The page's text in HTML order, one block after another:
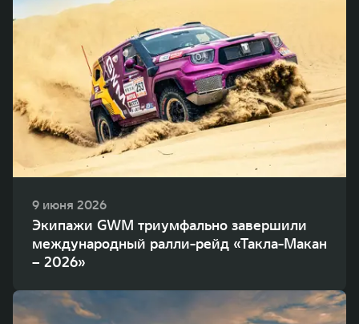
9 июня 2026
Экипажи GWM триумфально завершили
международный ралли-рейд «Такла-Макан
– 2026»